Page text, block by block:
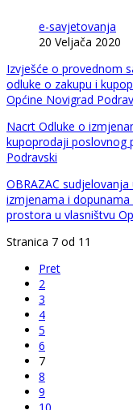
e-savjetovanja
20 Veljača 2020
Izvješće o provednom
odluke o zakupu i
Općine Novigrad
Nacrt Odluke o
kupoprodaji poslovnog
Podravski
OBRAZAC
izmjenama i
prostora u vlasništvu
Stranica 7 od 11
Pret
2
3
4
5
6
7
8
9